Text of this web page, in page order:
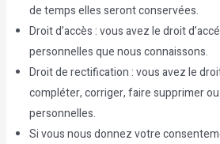
de temps elles seront conservées.
Droit d’accès : vous avez le droit
personnelles que nous connaissons.
Droit de rectification : vous avez le
compléter, corriger, faire supprimer
personnelles.
Si vous nous donnez votre